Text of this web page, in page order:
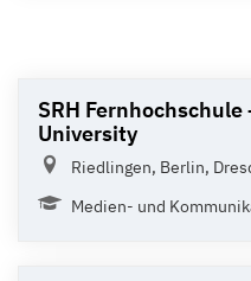
SRH Fernhochschule
University
Riedlingen, Berlin,
Medien- und